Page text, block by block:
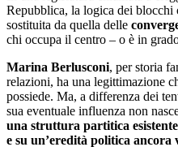
Repubblica, la logica dei blocchi
sostituita da quella delle
chi occupa il centro – o è in
Marina Berlusconi, per storia
relazioni, ha una legittimazione
possiede. Ma, a differenza dei
sua eventuale influenza non
una struttura partitica
e su un’eredità politica ancora